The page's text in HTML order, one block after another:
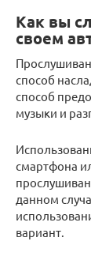
Как вы
своем
способ
способ
музыки и
смартфона
данном
вариант.